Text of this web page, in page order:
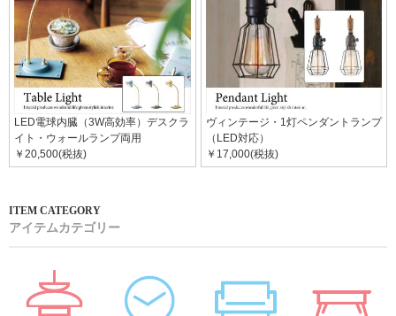
LED電球内臓（3W高効率）デスクラ
イト・ウォールランプ両用
￥20,500(税抜)
ヴィンテージ・1灯ペンダントランプ
（LED対応）
￥17,000(税抜)
アイテムカテゴリー